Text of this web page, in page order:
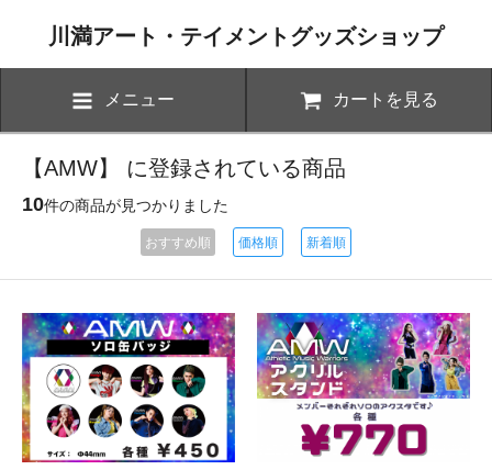
川満アート・テイメントグッズショップ
メニュー カートを見る
【AMW】 に登録されている商品
10件の商品が見つかりました
おすすめ順 価格順 新着順